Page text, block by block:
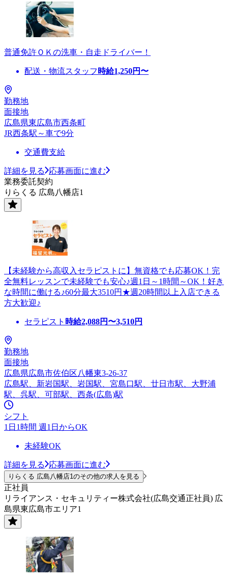
普通免許ＯＫの洗車・自走ドライバー！
配送・物流スタッフ 時給1,250円〜
勤務地
面接地
広島県東広島市西条町
JR西条駅～車で9分
交通費支給
詳細を見る
応募画面に進む
業務委託契約
りらくる 広島八幡店1
【未経験から高収入セラピストに】無資格でも応募OK！完
全無料レッスンで未経験でも安心♪週1日～1時間～OK！好き
な時間に働ける♪60分最大3510円★週20時間以上入店できる
方大歓迎♪
セラピスト 時給2,088円〜3,510円
勤務地
面接地
広島県広島市佐伯区八幡東3-26-37
広島駅、新岩国駅、岩国駅、宮島口駅、廿日市駅、大野浦
駅、呉駅、可部駅、西条(広島)駅
シフト
1日1時間 週1日からOK
未経験OK
詳細を見る 応募画面に進む
りらくる 広島八幡店1のその他の求人を見る
正社員
リライアンス・セキュリティー株式会社(広島交通正社員) 広
島県東広島市エリア1